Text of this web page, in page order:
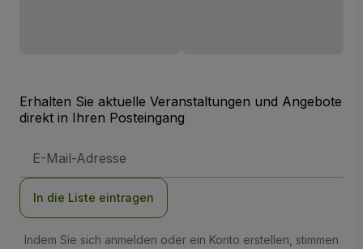
Erhalten Sie aktuelle Veranstaltungen und Angebote
direkt in Ihren Posteingang
Mail-
In die Liste eintragen
Indem Sie sich anmelden oder ein Konto erstellen, stimmen